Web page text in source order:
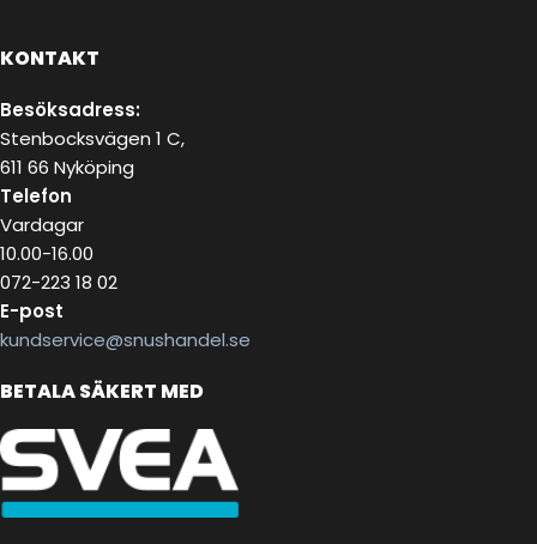
KONTAKT
Besöksadress:
Stenbocksvägen 1 C,
611 66 Nyköping
Telefon
Vardagar
10.00-16.00
072-223 18 02
E-post
kundservice@snushandel.se
BETALA SÄKERT MED